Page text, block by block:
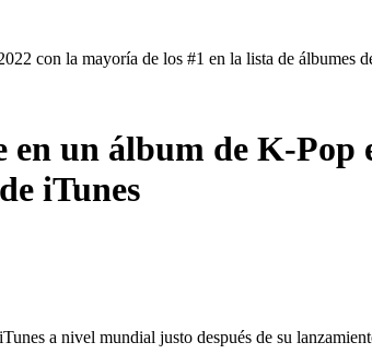
con la mayoría de los #1 en la lista de álbumes
en un álbum de K-
iTunes
a nivel mundial justo después de su